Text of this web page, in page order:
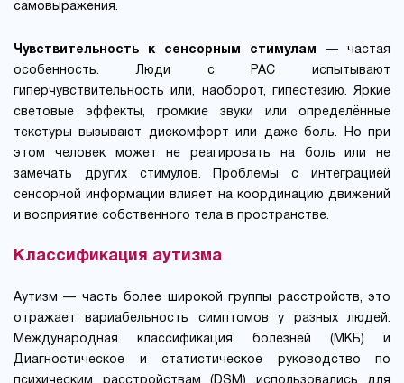
самовыражения.
Чувствительность к сенсорным стимулам
— частая
особенность. Люди с РАС испытывают
гиперчувствительность или, наоборот, гипестезию. Яркие
световые эффекты, громкие звуки или определённые
текстуры вызывают дискомфорт или даже боль. Но при
этом человек может не реагировать на боль или не
замечать других стимулов. Проблемы с интеграцией
сенсорной информации влияет на координацию движений
и восприятие собственного тела в пространстве.
Классификация аутизма
Аутизм — часть более широкой группы расстройств, это
отражает вариабельность симптомов у разных людей.
Международная классификация болезней (МКБ) и
Диагностическое и статистическое руководство по